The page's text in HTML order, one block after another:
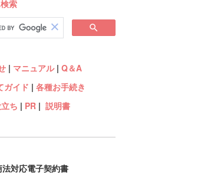
| マニュアル| Q＆A
ガイド | 各種お手続き
ち | PR| 説明書
法対応電子契約書